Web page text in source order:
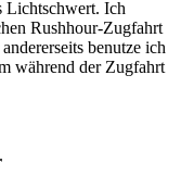
Lichtschwert. Ich
Rushhour-Zugfahrt
benutze ich
während der Zugfahrt